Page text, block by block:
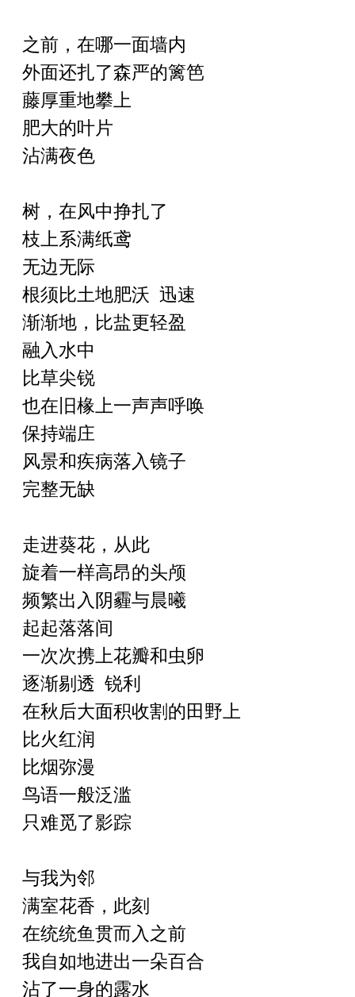
之前，在哪一面墙内
外面还扎了森严的篱笆
藤厚重地攀上
肥大的叶片
沾满夜色
树，在风中挣扎了
枝上系满纸鸢
无边无际
根须比土地肥沃 迅速
渐渐地，比盐更轻盈
融入水中
比草尖锐
也在旧椽上一声声呼唤
保持端庄
风景和疾病落入镜子
完整无缺
走进葵花，从此
旋着一样高昂的头颅
频繁出入阴霾与晨曦
起起落落间
一次次携上花瓣和虫卵
逐渐剔透 锐利
在秋后大面积收割的田野上
比火红润
比烟弥漫
鸟语一般泛滥
只难觅了影踪
与我为邻
满室花香，此刻
在统统鱼贯而入 之前
我自如地进出一朵百合
沾了一身的露水